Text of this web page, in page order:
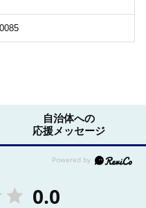
自治体への
応援メッセージ
0.0